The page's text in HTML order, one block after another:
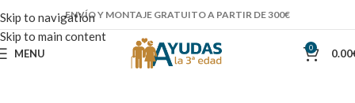
Skip to navigation
Skip to main content
ENVÍO Y MONTAJE GRATUITO A PARTIR DE 300€
MENU 0 0.00